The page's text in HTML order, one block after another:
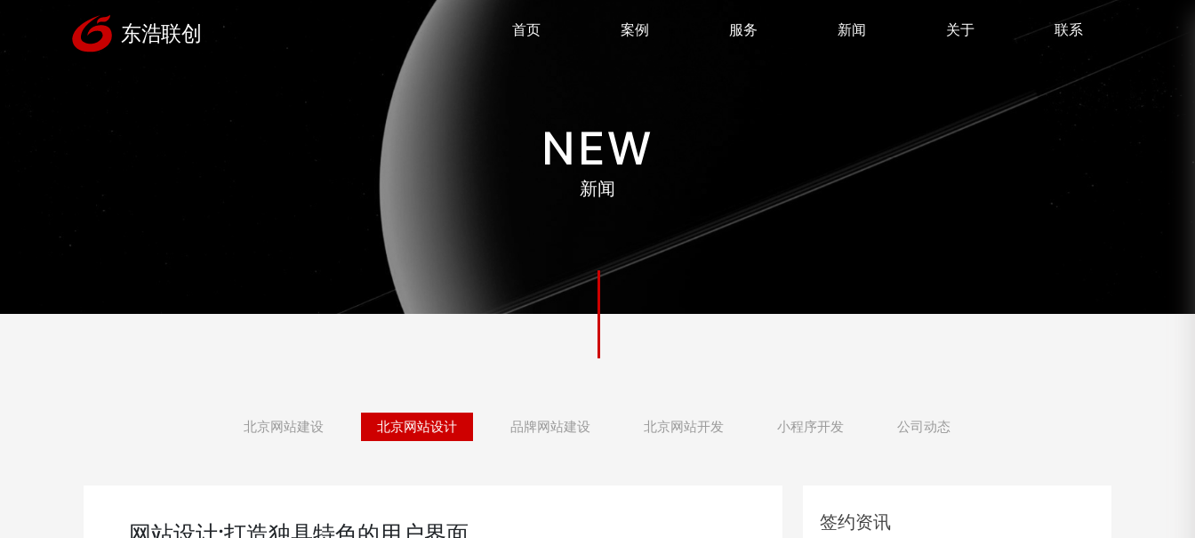
首页 案例 服务 新闻 关于 联系
NEW
新闻
北京网站建设 北京网站设计 品牌网站建设 北京网站开发 小程序开发 公司动态
签约资讯